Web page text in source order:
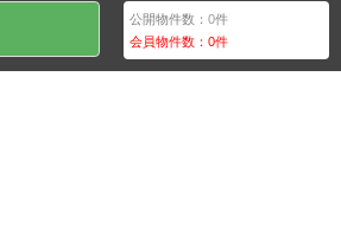
公開物件数：0件
会員物件数：0件